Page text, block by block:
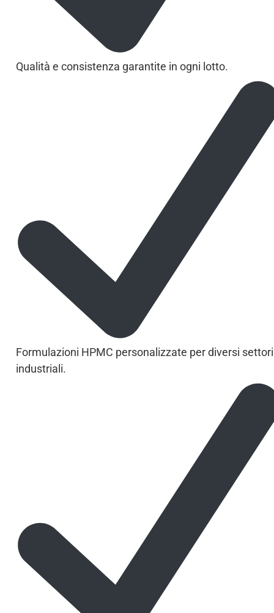
Qualità e consistenza garantite in ogni lotto.
Formulazioni HPMC personalizzate per diversi settori
industriali.